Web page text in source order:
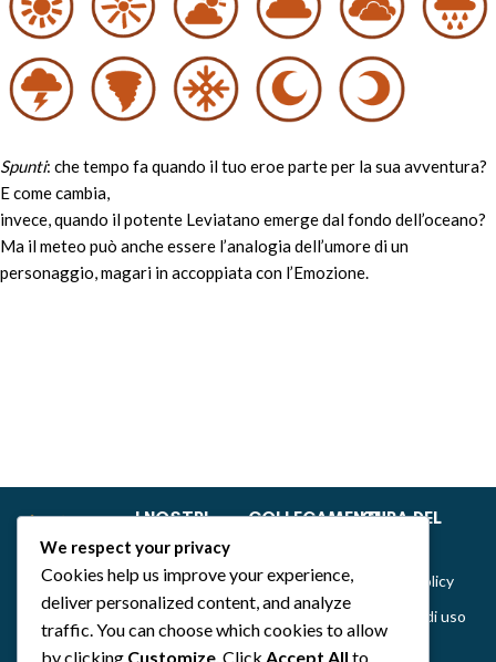
Spunti: che tempo fa quando il tuo eroe parte per la sua avventura?
E come cambia,
invece, quando il potente Leviatano emerge dal fondo dell’oceano?
Ma il meteo può anche essere l’analogia dell’umore di un
personaggio, magari in accoppiata con l’Emozione.
I NOSTRI
Dance of Muses
DecKreative
COLLEGAMENTI
Notizie
CURA DEL
Cookie Policy
Politiche di uso
del sito,
We respect your privacy
Cookies help us improve your experience,
deliver personalized content, and analyze
traffic. You can choose which cookies to allow
by clicking Customize. Click Accept All to